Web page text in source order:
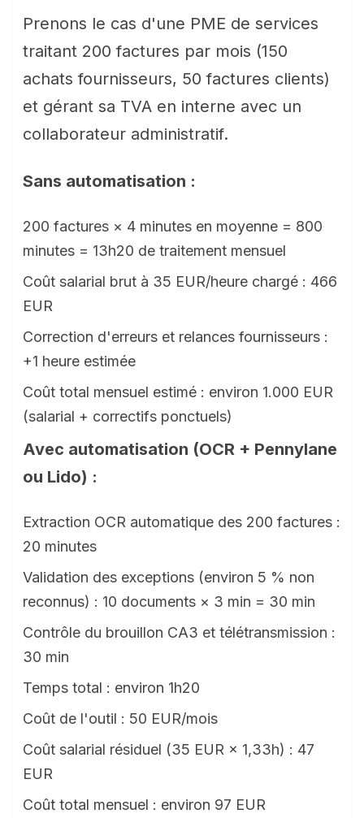
Prenons le cas d'une PME de services
traitant 200 factures par mois (150
achats fournisseurs, 50 factures clients)
et gérant sa TVA en interne avec un
collaborateur administratif.
Sans automatisation :
200 factures × 4 minutes en moyenne = 800
minutes = 13h20 de traitement mensuel
Coût salarial brut à 35 EUR/heure chargé : 466
EUR
Correction d'erreurs et relances fournisseurs :
+1 heure estimée
Coût total mensuel estimé : environ 1.000 EUR
(salarial + correctifs ponctuels)
Avec automatisation (OCR + Pennylane
ou Lido) :
Extraction OCR automatique des 200 factures :
20 minutes
Validation des exceptions (environ 5 % non
reconnus) : 10 documents × 3 min = 30 min
Contrôle du brouillon CA3 et télétransmission :
30 min
Temps total : environ 1h20
Coût de l'outil : 50 EUR/mois
Coût salarial résiduel (35 EUR × 1,33h) : 47
EUR
Coût total mensuel : environ 97 EUR